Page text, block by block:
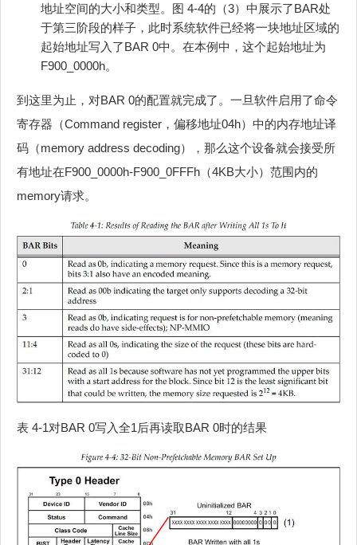
地址空间的大小和类型。图 4‑4的（3）中展示了BAR处
于第三阶段的样子，此时系统软件已经将一块地址区域的
起始地址写入了BAR 0中。在本例中，这个起始地址为
F900_0000h。
到这里为止，对BAR 0的配置就完成了。一旦软件启用了命令
寄存器（Command register，偏移地址04h）中的内存地址译
码（memory address decoding），那么这个设备就会接受所
有地址在F900_0000h-F900_0FFFh（4KB大小）范围内的
memory请求。
表 4‑1对BAR 0写入全1后再读取BAR 0时的结果